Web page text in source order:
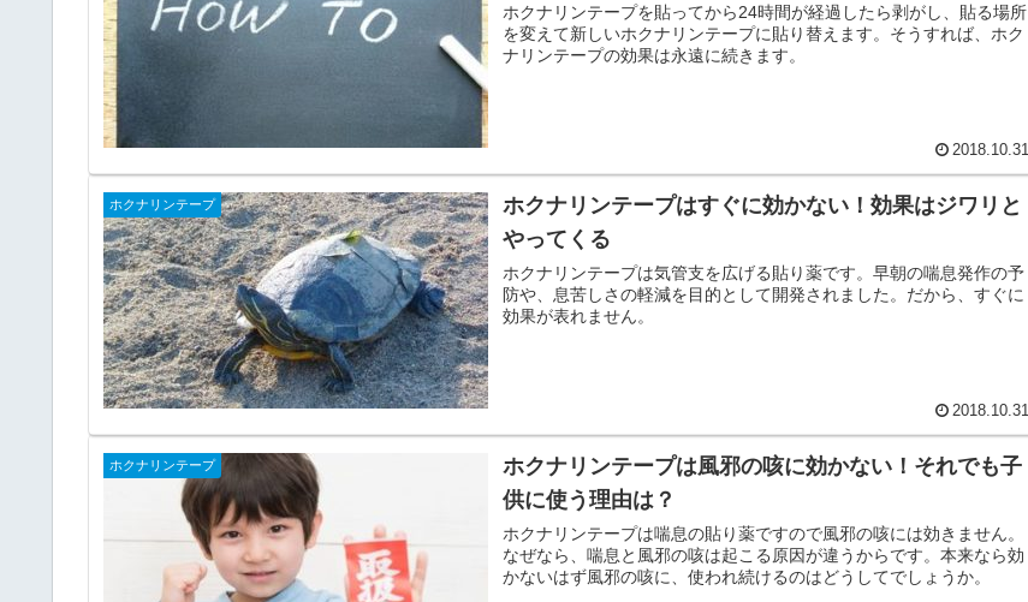
ホクナリンテープを貼ってから24時間が経過したら剥がし、貼る場所
を変えて新しいホクナリンテープに貼り替えます。そうすれば、ホク
ナリンテープの効果は永遠に続きます。
2018.10.31
ホクナリンテープ
ホクナリンテープはすぐに効かない！効果はジワリと
やってくる
ホクナリンテープは気管支を広げる貼り薬です。早朝の喘息発作の予
防や、息苦しさの軽減を目的として開発されました。だから、すぐに
効果が表れません。
2018.10.31
ホクナリンテープ
ホクナリンテープは風邪の咳に効かない！それでも子
供に使う理由は？
ホクナリンテープは喘息の貼り薬ですので風邪の咳には効きません。
なぜなら、喘息と風邪の咳は起こる原因が違うからです。本来なら効
かないはず風邪の咳に、使われ続けるのはどうしてでしょうか。